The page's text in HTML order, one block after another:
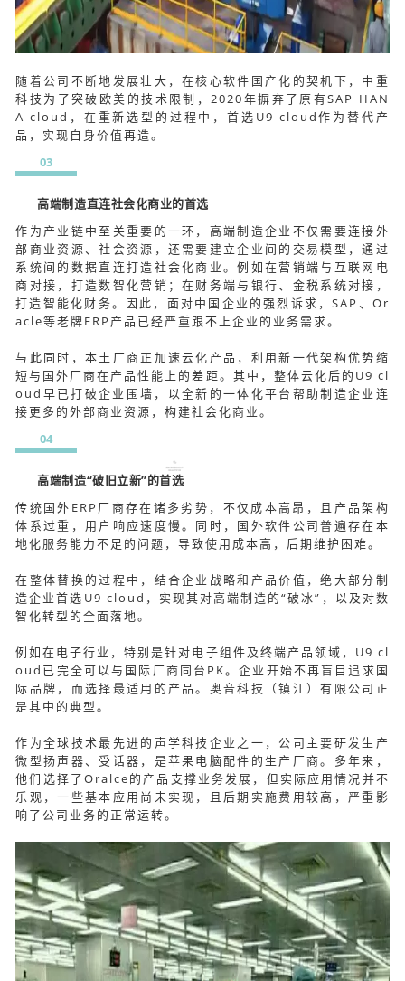
随着公司不断地发展壮大，在核心软件国产化的契机下，中重
科技为了突破欧美的技术限制，2020年摒弃了原有SAP HAN
A cloud，在重新选型的过程中，首选U9 cloud作为替代产
品，实现自身价值再造。
03
高端制造直连社会化商业的首选
作为产业链中至关重要的一环，高端制造企业不仅需要连接外
部商业资源、社会资源，还需要建立企业间的交易模型，通过
系统间的数据直连打造社会化商业。例如在营销端与互联网电
商对接，打造数智化营销；在财务端与银行、金税系统对接，
打造智能化财务。因此，面对中国企业的强烈诉求，SAP、Or
acle等老牌ERP产品已经严重跟不上企业的业务需求。
与此同时，本土厂商正加速云化产品，利用新一代架构优势缩
短与国外厂商在产品性能上的差距。其中，整体云化后的U9 cl
oud早已打破企业围墙，以全新的一体化平台帮助制造企业连
接更多的外部商业资源，构建社会化商业。
04
高端制造“破旧立新”的首选
传统国外ERP厂商存在诸多劣势，不仅成本高昂，且产品架构
体系过重，用户响应速度慢。同时，国外软件公司普遍存在本
地化服务能力不足的问题，导致使用成本高，后期维护困难。
在整体替换的过程中，结合企业战略和产品价值，绝大部分制
造企业首选U9 cloud，实现其对高端制造的“破冰”，以及对数
智化转型的全面落地。
例如在电子行业，特别是针对电子组件及终端产品领域，U9 cl
oud已完全可以与国际厂商同台PK。企业开始不再盲目追求国
际品牌，而选择最适用的产品。奥音科技（镇江）有限公司正
是其中的典型。
作为全球技术最先进的声学科技企业之一，公司主要研发生产
微型扬声器、受话器，是苹果电脑配件的生产厂商。多年来，
他们选择了Oralce的产品支撑业务发展，但实际应用情况并不
乐观，一些基本应用尚未实现，且后期实施费用较高，严重影
响了公司业务的正常运转。